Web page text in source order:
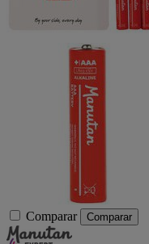
Comparar Comparar